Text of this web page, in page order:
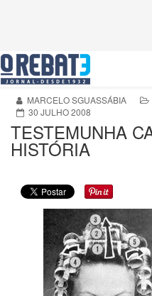
MARCELO SGUASSÁBIA
30 JULHO 2008
TESTEMUNHA
HISTÓRIA